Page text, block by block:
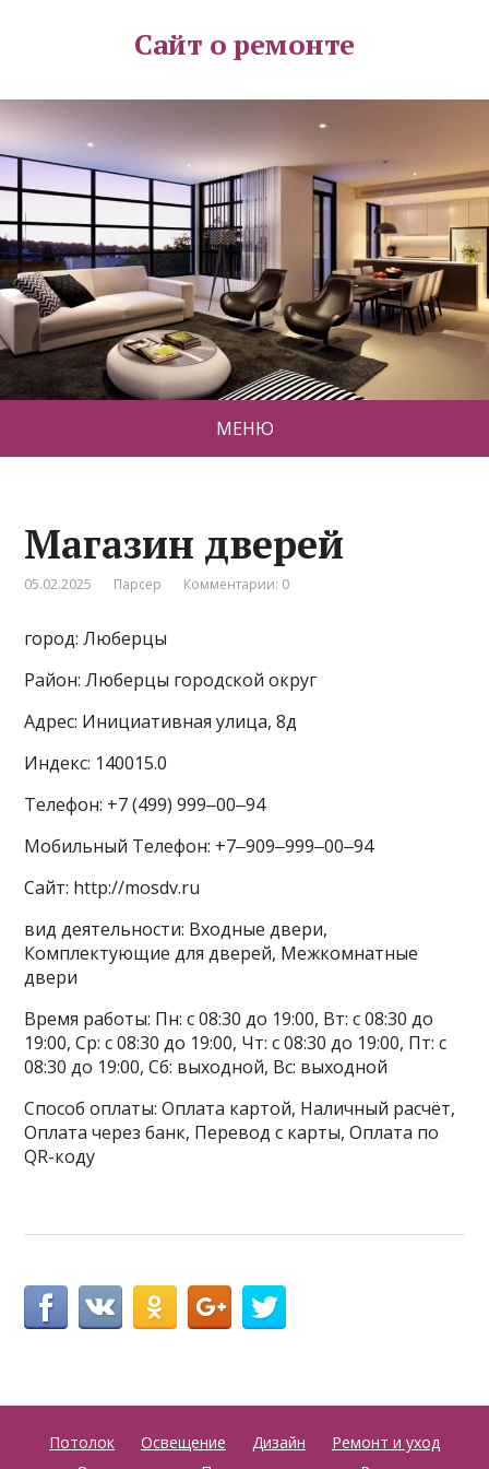
Сайт о ремонте
МЕНЮ
Магазин дверей
05.02.2025 Парсер Комментарии: 0
город: Люберцы
Район: Люберцы городской округ
Адрес: Инициативная улица, 8д
Индекс: 140015.0
Телефон: +7 (499) 999‒00‒94
Мобильный Телефон: +7‒909‒999‒00‒94
Сайт: http://mosdv.ru
вид деятельности: Входные двери,
Комплектующие для дверей, Межкомнатные
двери
Время работы: Пн: с 08:30 до 19:00, Вт: с 08:30 до
19:00, Ср: с 08:30 до 19:00, Чт: с 08:30 до 19:00, Пт: с
08:30 до 19:00, Сб: выходной, Вс: выходной
Способ оплаты: Оплата картой, Наличный расчёт,
Оплата через банк, Перевод с карты, Оплата по
QR-коду
Потолок Освещение Дизайн
Ремонт и уход